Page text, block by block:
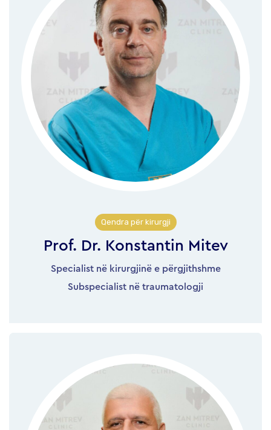
Qendra për kirurgji
Prof. Dr. Konstantin Mitev
Specialist në kirurgjinë e përgjithshme
Subspecialist në traumatologji